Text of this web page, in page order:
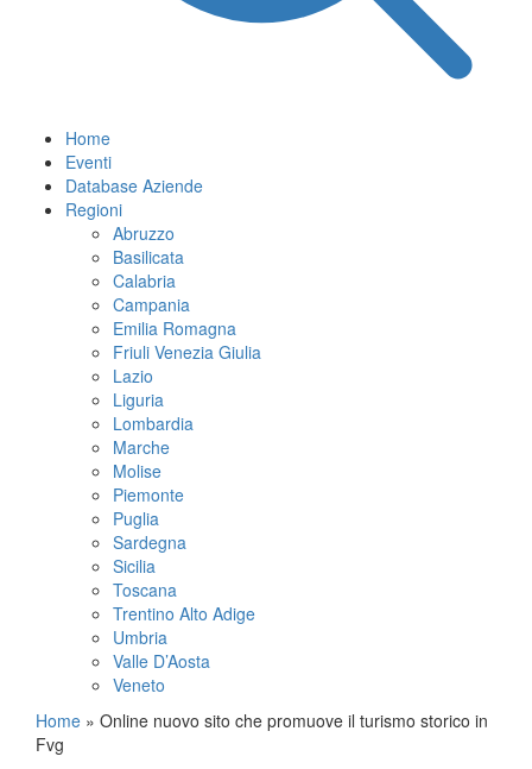
Home
Eventi
Database Aziende
Regioni
Abruzzo
Basilicata
Calabria
Campania
Emilia Romagna
Friuli Venezia Giulia
Lazio
Liguria
Lombardia
Marche
Molise
Piemonte
Puglia
Sardegna
Sicilia
Toscana
Trentino Alto Adige
Umbria
Valle D’Aosta
Veneto
Home » Online nuovo sito che promuove il turismo storico in
Fvg